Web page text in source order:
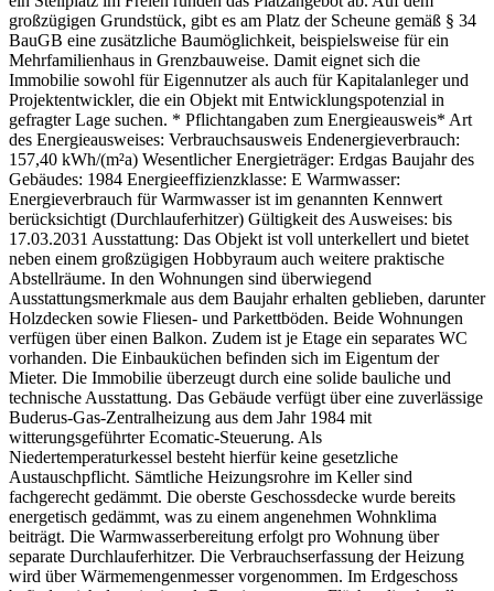
großzügigen Grundstück, gibt es am Platz der Scheune gemäß § 34
BauGB eine zusätzliche Baumöglichkeit, beispielsweise für ein
Mehrfamilienhaus in Grenzbauweise. Damit eignet sich die
Immobilie sowohl für Eigennutzer als auch für Kapitalanleger und
Projektentwickler, die ein Objekt mit Entwicklungspotenzial in
gefragter Lage suchen. * Pflichtangaben zum Energieausweis* Art
des Energieausweises: Verbrauchsausweis Endenergieverbrauch:
157,40 kWh/(m²a) Wesentlicher Energieträger: Erdgas Baujahr des
Gebäudes: 1984 Energieeffizienzklasse: E Warmwasser:
Energieverbrauch für Warmwasser ist im genannten Kennwert
berücksichtigt (Durchlauferhitzer) Gültigkeit des Ausweises: bis
17.03.2031 Ausstattung: Das Objekt ist voll unterkellert und bietet
neben einem großzügigen Hobbyraum auch weitere praktische
Abstellräume. In den Wohnungen sind überwiegend
Ausstattungsmerkmale aus dem Baujahr erhalten geblieben, darunter
Holzdecken sowie Fliesen- und Parkettböden. Beide Wohnungen
verfügen über einen Balkon. Zudem ist je Etage ein separates WC
vorhanden. Die Einbauküchen befinden sich im Eigentum der
Mieter. Die Immobilie überzeugt durch eine solide bauliche und
technische Ausstattung. Das Gebäude verfügt über eine zuverlässige
Buderus-Gas-Zentralheizung aus dem Jahr 1984 mit
witterungsgeführter Ecomatic-Steuerung. Als
Niedertemperaturkessel besteht hierfür keine gesetzliche
Austauschpflicht. Sämtliche Heizungsrohre im Keller sind
fachgerecht gedämmt. Die oberste Geschossdecke wurde bereits
energetisch gedämmt, was zu einem angenehmen Wohnklima
beiträgt. Die Warmwasserbereitung erfolgt pro Wohnung über
separate Durchlauferhitzer. Die Verbrauchserfassung der Heizung
wird über Wärmemengenmesser vorgenommen. Im Erdgeschoss